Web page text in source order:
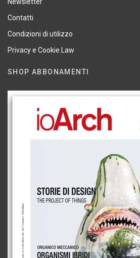
Newsletter
Contatti
Condizioni di utilizzo
Privacy e Cookie Law
SHOP ABBONAMENTI